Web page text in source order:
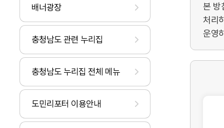
배너광장
충청남도 관련 누리집
충청남도 누리집 전체 메뉴
도민리포터 이용안내
본 방
처리
운영